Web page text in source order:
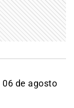
06 de agosto